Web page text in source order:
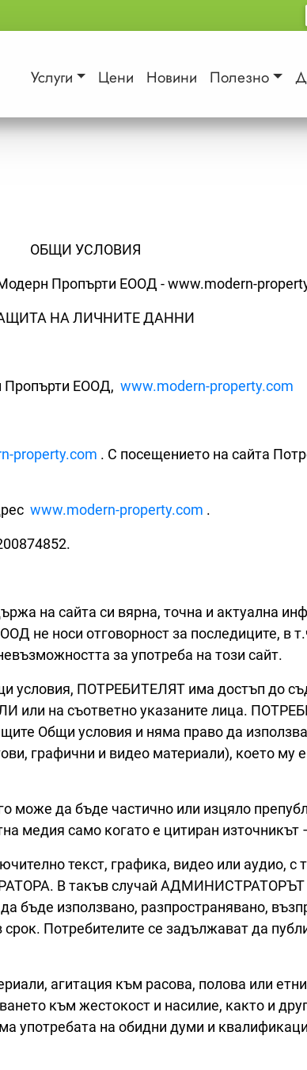
Услуги Цени Новини Полезно
ОБЩИ УСЛОВИЯ
Пропърти ЕООД - www.modern-
НА ЛИЧНИТЕ ДАННИ
Пропърти ЕООД, www.modern-property.com
property.com . С посещението на сайта
www.modern-property.com .
на сайта си вярна, точна и актуална
не носи отговорност за последиците, в
за употреба на този сайт.
условия, ПОТРЕБИТЕЛЯТ има достъп до
на съответно указаните лица.
Общи условия и няма право да
графични и видео материали), което му
да бъде частично или изцяло
медия само когато е цитиран
текст, графика, видео или аудио, с
В такъв случай АДМИНИСТРАТОРЪТ
бъде използвано, разпространявано,
Потребителите се задължават да
агитация към расова, полова или
към жестокост и насилие, както и
употребата на обидни думи и